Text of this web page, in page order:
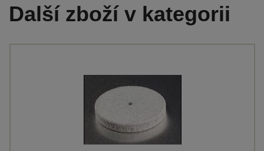
Další zboží v kategorii